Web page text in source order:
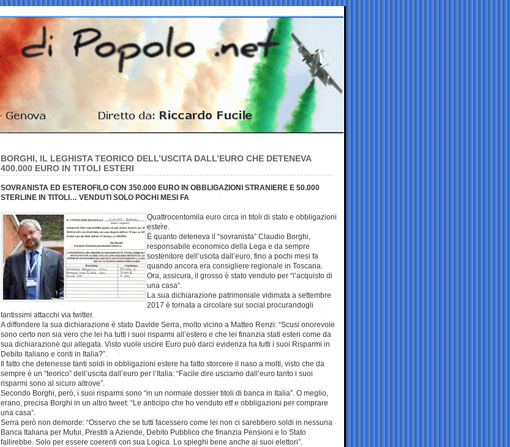
BORGHI, IL LEGHISTA TEORICO DELL’USCITA DALL’EURO CHE DETENEVA
400.000 EURO IN TITOLI ESTERI
SOVRANISTA ED ESTEROFILO CON 350.000 EURO IN OBBLIGAZIONI STRANIERE E 50.000
STERLINE IN TITOLI… VENDUTI SOLO POCHI MESI FA
Quattrocentomila euro circa in titoli di stato e obbligazioni
estere.
È quanto deteneva il “sovranista” Claudio Borghi,
responsabile economico della Lega e da sempre
sostenitore dell’uscita dall’euro, fino a pochi mesi fa
quando ancora era consigliere regionale in Toscana.
Ora, assicura, il grosso è stato venduto per “l’acquisto di
una casa”.
La sua dichiarazione patrimoniale vidimata a settembre
2017 è tornata a circolare sui social procurandogli
tantissimi attacchi via twitter.
A diffondere la sua dichiarazione è stato Davide Serra, molto vicino a Matteo Renzi: “Scusi onorevole
sono certo non sia vero che lei ha tutti i suoi risparmi all’estero e che lei finanzia stati esteri come da
sua dichiarazione qui allegata. Visto vuole uscire Euro può darci evidenza ha tutti i suoi Risparmi in
Debito Italiano e conti in Italia?”.
Il fatto che detenesse tanti soldi in obbligazioni estere ha fatto storcere il naso a molti, visto che da
sempre è un “teorico” dell’uscita dall’euro per l’Italia: “Facile dire usciamo dall’euro tanto i suoi
risparmi sono al sicuro altrove”.
Secondo Borghi, però, i suoi risparmi sono “in un normale dossier titoli di banca in Italia”. O meglio,
erano, precisa Borghi in un altro tweet: “Le anticipo che ho venduto etf e obbligazioni per comprare
una casa”.
Serra però non demorde: “Osservo che se tutti facessero come lei non ci sarebbero soldi in nessuna
Banca Italiana per Mutui, Prestiti a Aziende, Debito Pubblico che finanzia Pensioni e lo Stato
fallirebbe. Solo per essere coerenti con sua Logica. Lo spieghi bene anche ai suoi elettori”.